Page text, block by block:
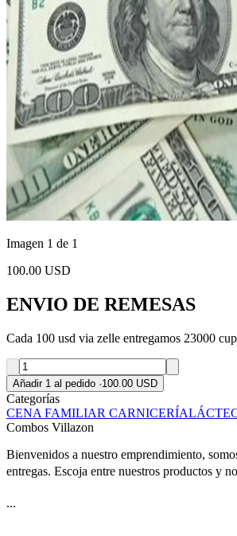
Imagen 1 de 1
100.00 USD
ENVIO DE REMESAS
Cada 100 usd via zelle entregamos 23000 cup
Añadir 1 al pedido ·100.00 USD
Categorías
CENA FAMILIAR CARNICERÍA
Combos Villazon
Bienvenidos a nuestro emprendimiento,
entregas. Escoja entre nuestros productos y
...